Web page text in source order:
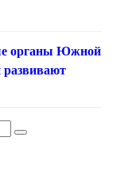
органы Южной
развивают